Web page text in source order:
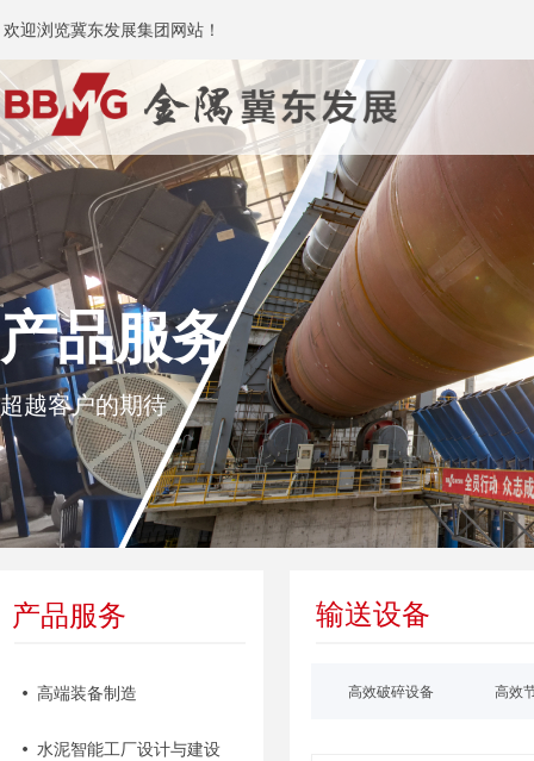
欢迎浏览冀东发展集团网站！
产品服务
超越客户的期待
넸 高端装备制造
넸 水泥智能工厂设计与建设
产品服务 输送设备
高效破碎设备 高效